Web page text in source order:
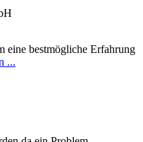
eine bestmögliche Erfahrung
...